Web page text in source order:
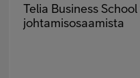
Telia Business
johtamisosaamista